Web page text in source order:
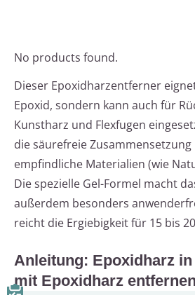
No products found.
Dieser Epoxidharzentferner
Epoxid, sondern kann auch für
Kunstharz und Flexfugen
die säurefreie
empfindliche Materialien (wie
Die spezielle Gel-Formel macht
außerdem besonders
reicht die Ergiebigkeit für 15 bis
Anleitung: Epoxidharz
mit Epoxidharz entfernen